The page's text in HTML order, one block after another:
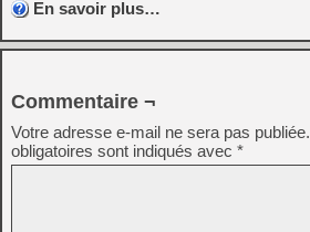
En savoir plus…
Commentaire ¬
Votre adresse e-mail ne sera pas publiée.
obligatoires sont indiqués avec *